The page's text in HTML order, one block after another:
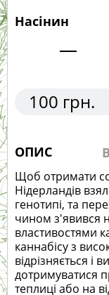
Насінин
100 грн.
ОПИС
Щоб отримати
Нідерландів
генотипі, та
чином з'явився
властивостями
каннабісу з
відрізняється
дотримуватися
теплиці або на